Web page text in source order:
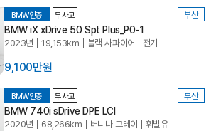
BMW인증 무사고 부산
BMW iX xDrive 50 Spt Plus_P0-1
2023년 19,153km 블랙 사파이어 전기
9,100만원
BMW인증 무사고 부산
BMW 740i sDrive DPE LCI
2020년 68,266km 버니나 그레이 휘발유